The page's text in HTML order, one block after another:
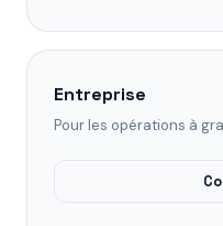
Entreprise
Pour les opérations à